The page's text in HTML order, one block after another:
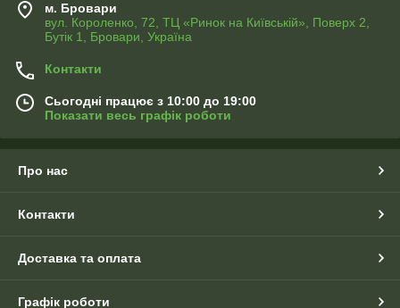
м. Бровари
вул. Короленко, 72, ТЦ «Ринок на Київській», Поверх 2,
Бутік 1, Бровари, Україна
Контакти
Сьогодні працює з 10:00 до 19:00
Показати весь графік роботи
Про нас
Контакти
Доставка та оплата
Графік роботи